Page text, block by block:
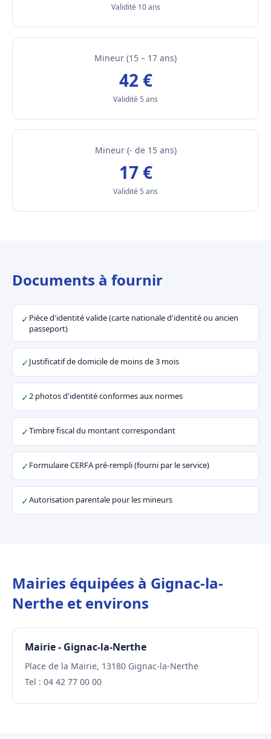
Validité 10 ans
Mineur (15 – 17 ans)
42 €
Validité 5 ans
Mineur (- de 15 ans)
17 €
Validité 5 ans
Documents à fournir
✓ Pièce d'identité valide (carte nationale d'identité ou ancien
passeport)
✓Justificatif de domicile de moins de 3 mois
✓2 photos d'identité conformes aux normes
✓Timbre fiscal du montant correspondant
✓ Formulaire CERFA pré-rempli (fourni par le service)
✓Autorisation parentale pour les mineurs
Mairies équipées à Gignac-la-
Nerthe et environs
Mairie - Gignac-la-Nerthe
Place de la Mairie, 13180 Gignac-la-Nerthe
Tel : 04 42 77 00 00